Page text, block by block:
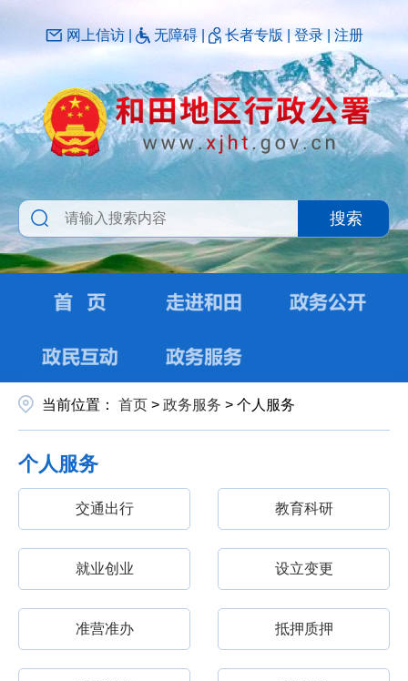
网上信访 无障碍 长者专版 | 登录 注册
搜索
当前位置： 首页 > 政务服务 > 个人服务
个人服务
交通出行 教育科研
就业创业 设立变更
准营准办 抵押质押